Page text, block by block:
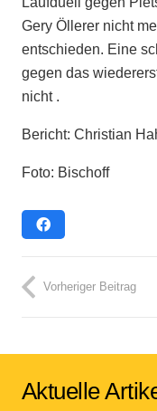
Gery Öllerer nicht
entschieden. Eine
gegen das
nicht .
Bericht: Christian
Foto: Bischoff
Vorheriger Beitrag
Aktuelle